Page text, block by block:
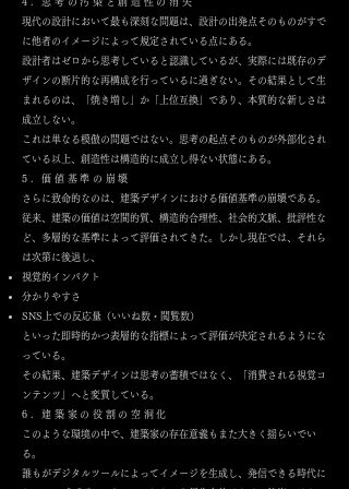
現代の設計において最も深刻な問題は、設計の出発点そのものがすで
に他者のイメージによって規定されている点にある。
設計者はゼロから思考していると認識しているが、実際には既存のデ
ザインの断片的な再構成を行っているに過ぎない。その結果として生
まれるのは、「焼き増し」か「上位互換」であり、本質的な新しさは
成立しない。
これは単なる模倣の問題ではない。思考の起点そのものが外部化され
ている以上、創造性は構造的に成立し得ない状態にある。
5. 価値基準の崩壊
さらに致命的なのは、建築デザインにおける価値基準の崩壊である。
従来、建築の価値は空間的質、構造的合理性、社会的文脈、批評性な
ど、多層的な基準によって評価されてきた。しかし現在では、それら
は次第に後退し、
視覚的インパクト
分かりやすさ
SNS上での反応量（いいね数・閲覧数）
といった即時的かつ表層的な指標によって評価が決定されるようにな
っている。
その結果、建築デザインは思考の蓄積ではなく、「消費される視覚コ
ンテンツ」へと変質している。
6. 建築家の役割の空洞化
このような環境の中で、建築家の存在意義もまた大きく揺らいでい
る。
誰もがデジタルツールによってイメージを生成し、発信できる時代に